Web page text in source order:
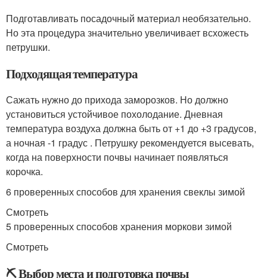
Подготавливать посадочный материал необязательно.
Но эта процедура значительно увеличивает всхожесть
петрушки.
Подходящая температура
Сажать нужно до прихода заморозков. Но должно
установиться устойчивое похолодание. Дневная
температура воздуха должна быть от +1 до +3 градусов,
а ночная -1 градус . Петрушку рекомендуется высевать,
когда на поверхности почвы начинает появляться
корочка.
6 проверенных способов для хранения свеклы зимой
Смотреть
5 проверенных способов хранения моркови зимой
Смотреть
⛏ Выбор места и подготовка почвы